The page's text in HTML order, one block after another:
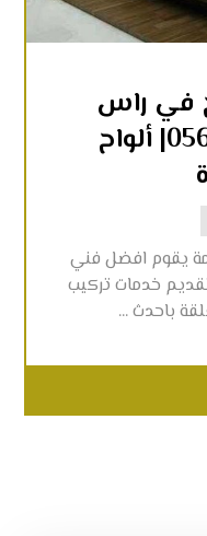
في راس
الخيمة |0566713352| ألواح
يقوم افضل فني
خدمات تركيب
باحدث ...